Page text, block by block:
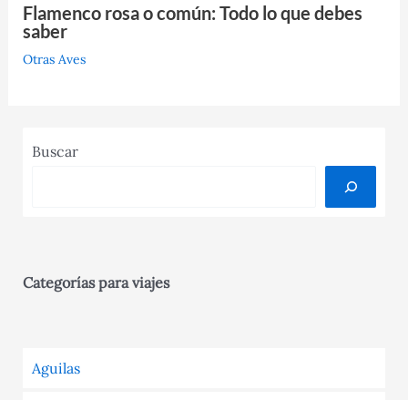
Flamenco rosa o común: Todo lo que debes
saber
Otras Aves
Buscar
Categorías para viajes
Aguilas